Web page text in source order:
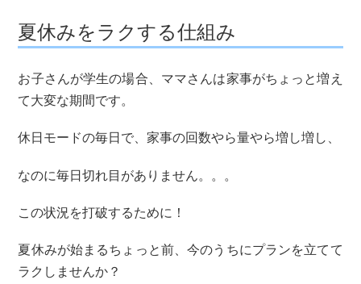
夏休みをラクする仕組み
お子さんが学生の場合、ママさんは家事がちょっと増え
て大変な期間です。
休日モードの毎日で、家事の回数やら量やら増し増し、
なのに毎日切れ目がありません。。。
この状況を打破するために！
夏休みが始まるちょっと前、今のうちにプランを立てて
ラクしませんか？